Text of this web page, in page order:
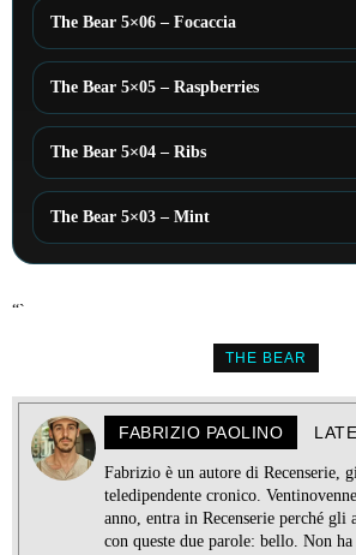
The Bear 5×06 – Focaccia
The Bear 5×05 – Raspberries
The Bear 5×04 – Ribs
The Bear 5×03 – Mint
“`
THE BEAR
FABRIZIO PAOLINO
Fabrizio è un autore di Recenserie,
teledipendente cronico.
anno, entra in Recenserie perché gli
con queste due parole: bello. Non